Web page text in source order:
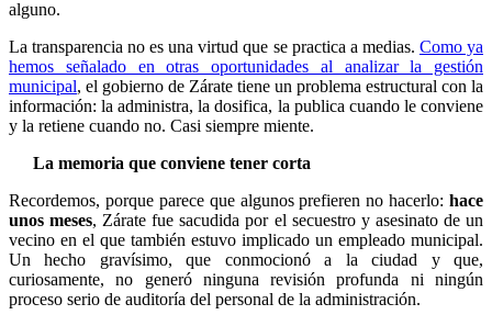
alguno.
La transparencia no es una virtud que se practica a medias. Como ya
hemos señalado en otras oportunidades al analizar la gestión
municipal, el gobierno de Zárate tiene un problema estructural con la
información: la administra, la dosifica, la publica cuando le conviene
y la retiene cuando no. Casi siempre miente.
La memoria que conviene tener corta
Recordemos, porque parece que algunos prefieren no hacerlo: hace
unos meses, Zárate fue sacudida por el secuestro y asesinato de un
vecino en el que también estuvo implicado un empleado municipal.
Un hecho gravísimo, que conmocionó a la ciudad y que,
curiosamente, no generó ninguna revisión profunda ni ningún
proceso serio de auditoría del personal de la administración.